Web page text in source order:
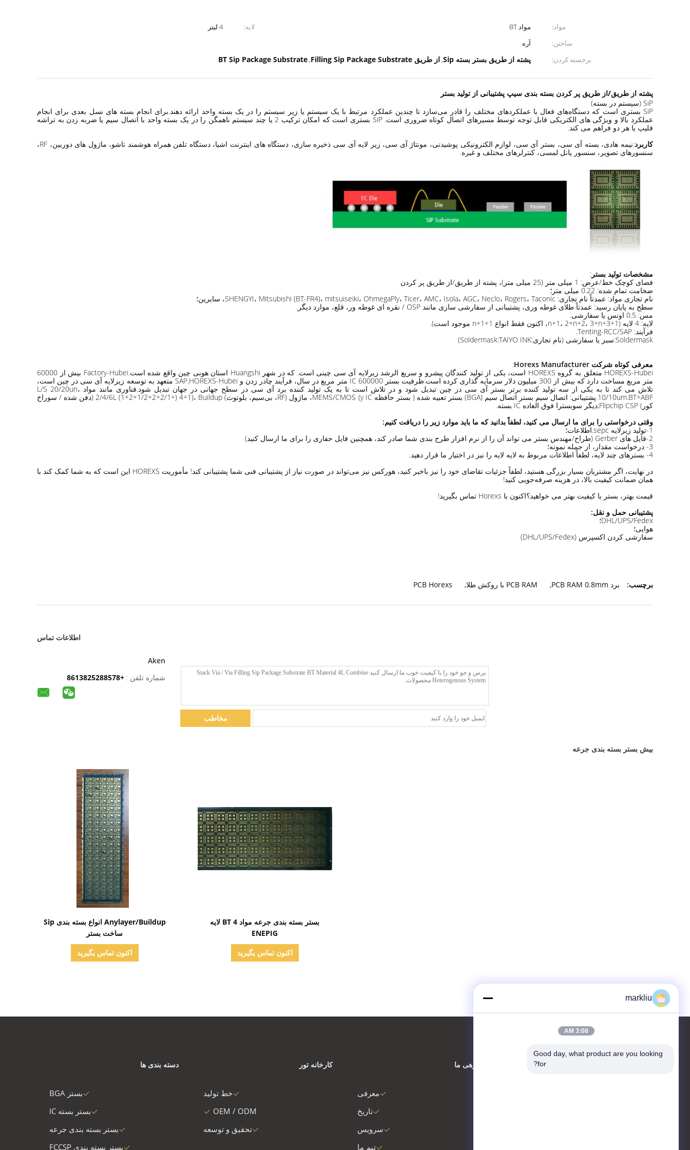
مواد: مواد BT لایه:
4 لیتر
ساختن:
آره
برجسته کردن:
پشته از طریق بستر بسته Sip , از طریق Filling Sip Package Substrate ,
BT Sip Package Substrate
پشته از طریق/از طریق پر کردن بسته بندی سیپ پشتیبانی از تولید بستر
SiP (سیستم در بسته)
SiP بستری است که دستگاه‌های فعال با عملکردهای مختلف را قادر می‌سازد تا چندین عملکرد مرتبط با یک سیستم یا زیر سیستم را در یک بسته واحد ارائه دهند.برای انجام بسته های نسل بعدی برای انجام
عملکرد بالا و ویژگی های الکتریکی قابل توجه توسط مسیرهای اتصال کوتاه ضروری است. SiP بستری است که امکان ترکیب 2 یا چند سیستم ناهمگن را در یک بسته واحد با اتصال سیم یا ضربه زدن به تراشه
فلیپ یا هر دو فراهم می کند.
کاربرد
:نیمه هادی، بسته آی سی، بستر آی سی، لوازم الکترونیکی پوشیدنی، مونتاژ آی سی، زیر لایه آی سی ذخیره سازی، دستگاه های اینترنت اشیا، دستگاه تلفن همراه هوشمند تاشو، ماژول های دوربین، RF،
سنسورهای تصویر، سنسور پانل لمسی، کنترلرهای مختلف و غیره.
مشخصات تولید بستر :
فضای کوچک خط/عرض: 1 میلی متر (25 میلی متر)، پشته از طریق/از طریق پر کردن
ضخامت تمام شده: 0.22 میلی متر؛
نام تجاری مواد: عمدتاً نام تجاری: SHENGYI، Mitsubishi (BT-FR4)، mitsuiseiki، OhmegaPly، Ticer، AMC، Isola، AGC، Neclo، Rogers، Taconic، سایرین؛
سطح به پایان رسید: عمدتاً طلای غوطه وری، پشتیبانی از سفارشی سازی مانند OSP / نقره ای غوطه ور، قلع، موارد دیگر.
مس: 0.5 اونس یا سفارشی.
لایه: 4 لایه (1+n+1، 2+n+2، 3+n+3، اکنون فقط انواع 1+n+1 موجود است).
فرآیند: Tenting-RCC/SAP.
Soldermask:سبز یا سفارشی (نام تجاری:Soldermask:TAIYO INK)
معرفی کوتاه شرکت Horexs Manufacturer
:
HOREXS-Hubei متعلق به گروه HOREXS است، یکی از تولید کنندگان پیشرو و سریع الرشد زیرلایه آی سی چینی است. که در شهر Huangshi استان هوبی چین واقع شده است.Factory-Hubei بیش از 60000
متر مربع مساحت دارد که بیش از 300 میلیون دلار سرمایه گذاری کرده است.ظرفیت بستر IC 600000 متر مربع در سال، فرآیند چادر زدن و SAP.HOREXS-Hubei متعهد به توسعه زیرلایه آی سی در چین است،
تلاش می کند تا به یکی از سه تولید کننده برتر بستر آی سی در چین تبدیل شود و در تلاش است تا به یک تولید کننده برد آی سی در سطح جهانی در جهان تبدیل شود.فناوری مانند مواد L/S 20/20un،
10/10um.BT+ABF.پشتیبانی: اتصال سیم بستر اتصال سیم (BGA) بستر تعبیه شده ( بستر حافظه y IC) MEMS/CMOS، ماژول (RF، بی‌سیم، بلوتوث) 2/4/6L (1+2+1/2+2+2/1+) 4+1)، Buildup (دفن شده / سوراخ
کور) Flipchip CSP;دیگر سوبسترا فوق العاده IC بسته.
وقتی درخواستی را برای ما ارسال می کنید، لطفاً بدانید که ما باید موارد زیر را دریافت کنیم:
1-تولید زیرلایه sepc.اطلاعات؛
2-فایل های Gerber (طراح/مهندس بستر می تواند آن را از نرم افزار طرح بندی شما صادر کند، همچنین فایل حفاری را برای ما ارسال کنید)
3- درخواست مقدار، از جمله نمونه؛
4- بسترهای چند لایه، لطفاً اطلاعات مربوط به لایه لایه را نیز در اختیار ما قرار دهید.
در نهایت، اگر مشتریان بسیار بزرگی هستید، لطفاً جزئیات تقاضای خود را نیز باخبر کنید، هورکس نیز می‌تواند در صورت نیاز از پشتیبانی فنی شما پشتیبانی کند! مأموریت HOREXS این است که به شما کمک کند با
همان ضمانت کیفیت بالا، در هزینه صرفه‌جویی کنید!
قیمت بهتر، بستر با کیفیت بهتر می خواهید؟اکنون با Horexs تماس بگیرید!
پشتیبانی حمل و نقل:
DHL/UPS/Fedex؛
هوایی؛
سفارشی کردن اکسپرس (DHL/UPS/Fedex)
برچسب: برد PCB RAM 0.8mm , PCB RAM با روکش طلا ,
PCB Horexs
اطلاعات تماس
Aken
شماره تلفن : +8613825288578
مخاطب
بیش بستر بسته بندی جرعه
Anylayer/Buildup انواع بسته بندی Sip
ساخت بستر
اکنون تماس بگیرید
بستر بسته بندی جرعه مواد BT 4 لایه
ENEPIG
اکنون تماس بگیرید
دسته بندی ها
بستر BGA
بستر بسته IC
بستر بسته بندی جرعه
بستر بسته بندی FCCSP
کارخانه تور
خط تولید
OEM / ODM
تحقیق و توسعه
دربارهی ما
معرفی
تاریخ
سرویس
تیم ما
markliu
3:08 AM
Good day, what product are you looking
for?